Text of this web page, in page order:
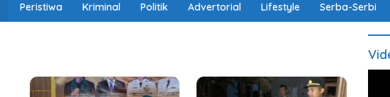
Peristiwa Kriminal Politik Advertorial Lifestyle Serba-Serbi